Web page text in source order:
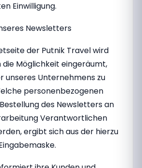
Einwilligung.
Newsletters
der Putnik Travel wird
die Möglichkeit eingeräumt,
unseres Unternehmens zu
personenbezogenen
des Newsletters an
Verantwortlichen
ergibt sich aus der hierzu